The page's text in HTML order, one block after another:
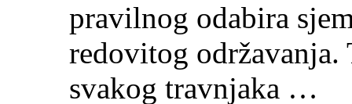
pravilnog odabira
redovitog održavanja.
svakog travnjaka …